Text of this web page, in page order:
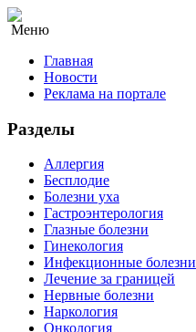
Меню
Главная
Новости
Реклама на портале
Разделы
Аллергия
Бесплодие
Болезни уха
Гастроэнтерология
Глазные болезни
Гинекология
Инфекционные болезни
Лечение за границей
Нервные болезни
Наркология
Онкология